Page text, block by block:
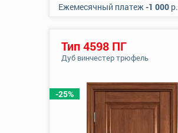
Ежемесячный платеж-1 000р.
-25%
Тип 4598 ПГ
Дуб винчестер трюфель